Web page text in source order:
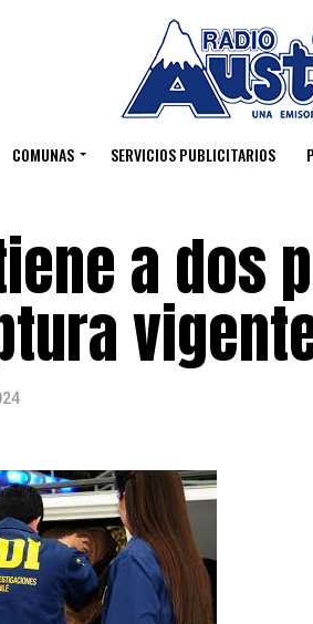
COMUNAS SERVICIOS PUBLICITARIOS
a dos